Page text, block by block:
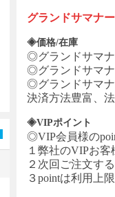
グランドサマナ
◈価格/在庫
◎グランドサマ
◎グランドサマ
◎グランドサマ
決済方法豊富、
◈VIPポイント
◎VIP会員様の
１弊社のVIPお客
２次回ご注文す
３pointは利用上